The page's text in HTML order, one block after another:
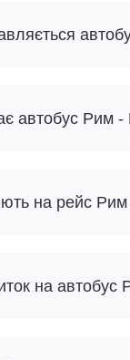
автобус Рим
на рейс
на